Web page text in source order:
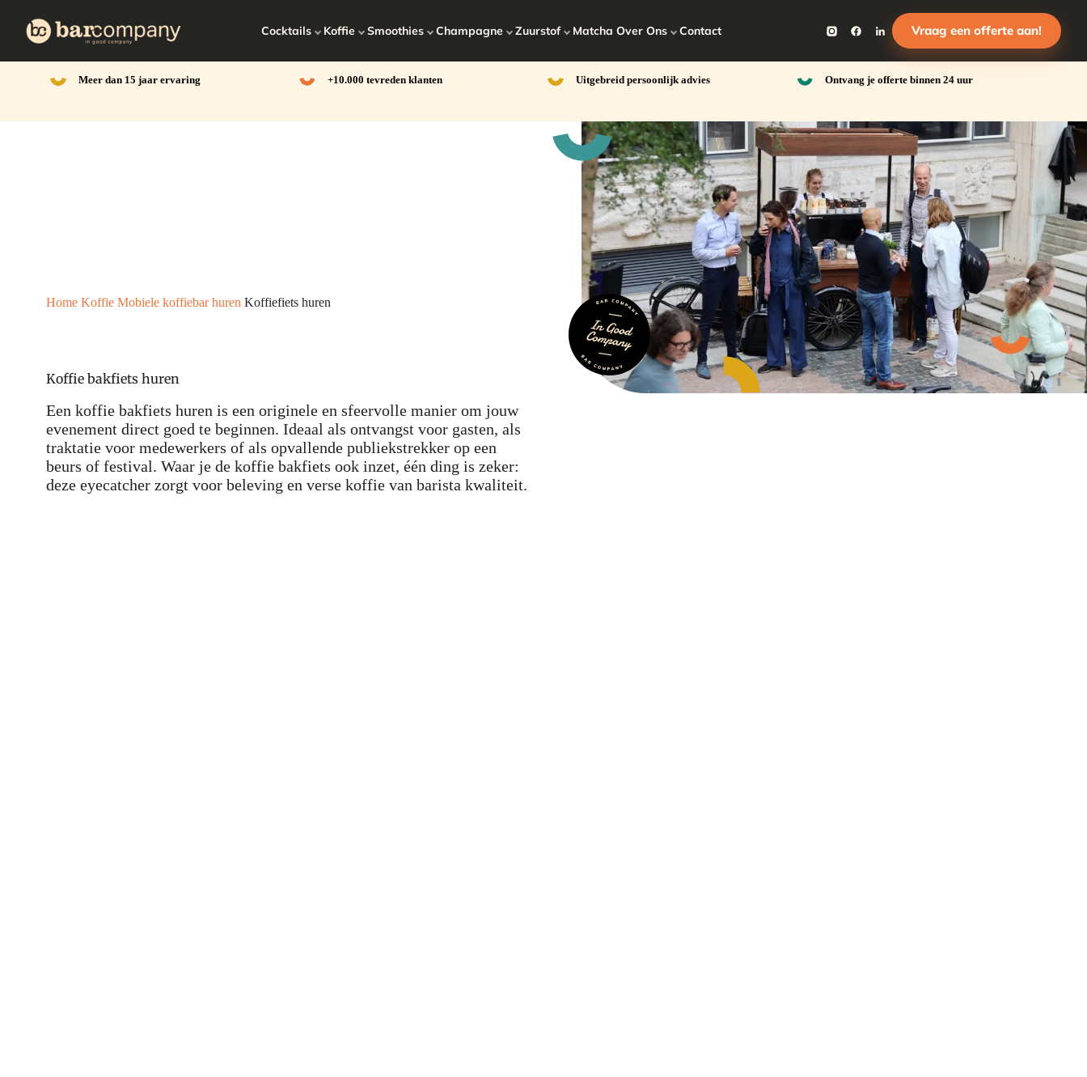
Cocktails Koffie Smoothies Champagne Zuurstof Matcha Over Ons Contact Vraag een offerte aan!
Meer dan 15 jaar ervaring +10.000 tevreden klanten Uitgebreid persoonlijk advies Ontvang je offerte binnen 24 uur
Home Koffie Mobiele koffiebar huren Koffiefiets huren
Koffie bakfiets huren
Een koffie bakfiets huren is een originele en sfeervolle manier om jouw
evenement direct goed te beginnen. Ideaal als ontvangst voor gasten, als
traktatie voor medewerkers of als opvallende publiekstrekker op een
beurs of festival. Waar je de koffie bakfiets ook inzet, één ding is zeker:
deze eyecatcher zorgt voor beleving en verse koffie van barista kwaliteit.